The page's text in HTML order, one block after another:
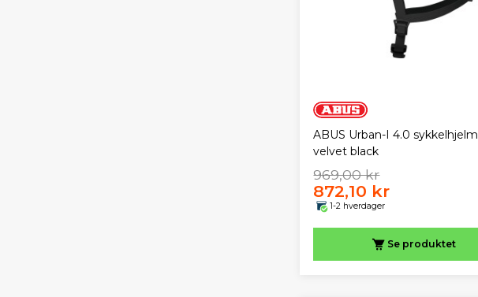
ABUS Urban-I 4.0 sykkelhjelm
velvet black
969,00 kr
872,10 kr
1-2 hverdager
Se produktet